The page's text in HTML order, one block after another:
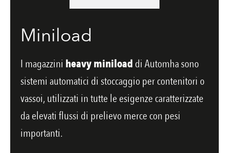
Miniload
I magazzini heavy miniload di Automha sono
sistemi automatici di stoccaggio per contenitori o
vassoi, utilizzati in tutte le esigenze caratterizzate
da elevati flussi di prelievo merce con pesi
importanti.